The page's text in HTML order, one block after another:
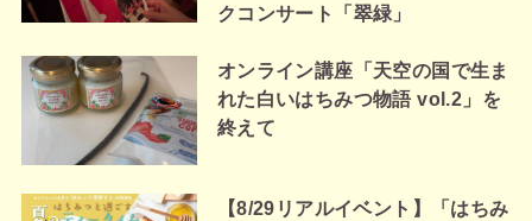
クコンサート「翠緑」
オンライン講座「天空の国で生ま
れた白いはちみつ物語 vol.2」を
終えて
【8/29リアルイベント】「はちみ